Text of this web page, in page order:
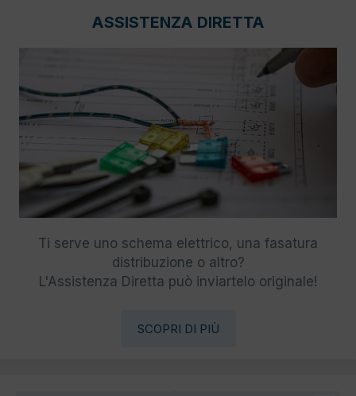
ASSISTENZA DIRETTA
Ti serve uno schema elettrico, una fasatura
distribuzione o altro?
L'Assistenza Diretta può inviartelo originale!
SCOPRI DI PIÙ